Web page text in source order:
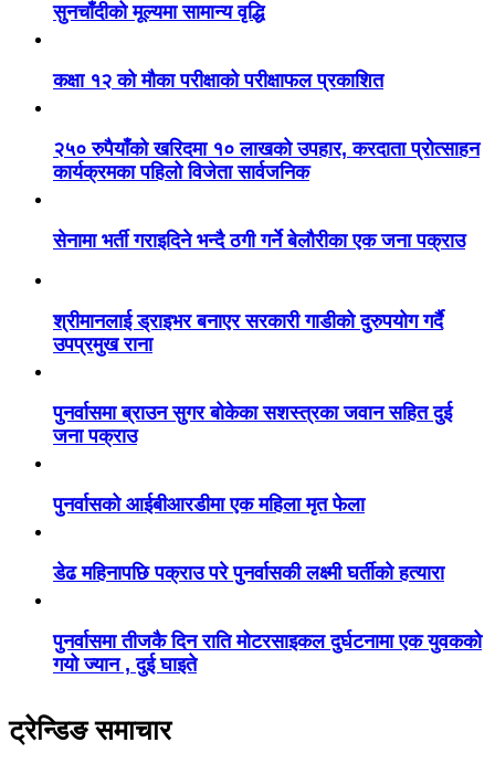
सुनचाँदीको मूल्यमा सामान्य वृद्धि
कक्षा १२ को मौका परीक्षाको परीक्षाफल प्रकाशित
२५० रुपैयाँको खरिदमा १० लाखको उपहार, करदाता प्रोत्साहन
कार्यक्रमका पहिलो विजेता सार्वजनिक
सेनामा भर्ती गराइदिने भन्दै ठगी गर्ने बेलौरीका एक जना पक्राउ
श्रीमानलाई ड्राइभर बनाएर सरकारी गाडीको दुरुपयोग गर्दै
उपप्रमुख राना
पुनर्वासमा ब्राउन सुगर बोकेका सशस्त्रका जवान सहित दुई
जना पक्राउ
पुनर्वासको आईबीआरडीमा एक महिला मृत फेला
डेढ महिनापछि पक्राउ परे पुनर्वासकी लक्ष्मी घर्तीको हत्यारा
पुनर्वासमा तीजकै दिन राति मोटरसाइकल दुर्घटनामा एक युवकको
गयो ज्यान , दुई घाइते
ट्रेन्डिङ समाचार